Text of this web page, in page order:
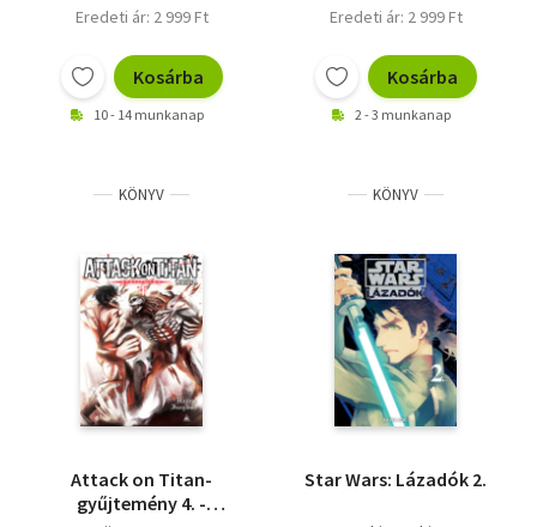
Eredeti ár: 2 999 Ft
Kosárba
10 - 14 munkanap
Eredeti ár: 2 999 Ft
Kosárba
2 - 3 munkanap
KÖNYV
Attack on Titan-
gyűjtemény 4. -
KÖNYV
Star Wars: Lázadók 2.